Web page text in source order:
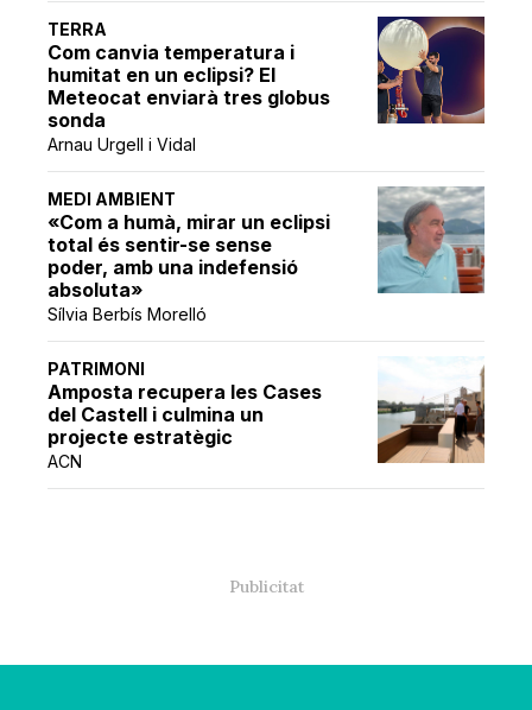
TERRA
Com canvia temperatura i
humitat en un eclipsi? El
Meteocat enviarà tres globus
sonda
Arnau Urgell i Vidal
MEDI AMBIENT
«Com a humà, mirar un eclipsi
total és sentir-se sense
poder, amb una indefensió
absoluta»
Sílvia Berbís Morelló
PATRIMONI
Amposta recupera les Cases
del Castell i culmina un
projecte estratègic
ACN